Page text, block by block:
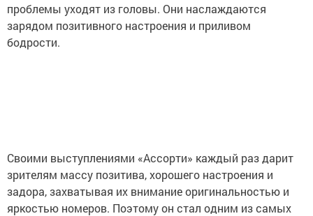
проблемы уходят из головы. Они наслаждаются
зарядом позитивного настроения и приливом
бодрости.
Своими выступлениями «Ассорти» каждый раз дарит
зрителям массу позитива, хорошего настроения и
задора, захватывая их внимание оригинальностью и
яркостью номеров. Поэтому он стал одним из самых